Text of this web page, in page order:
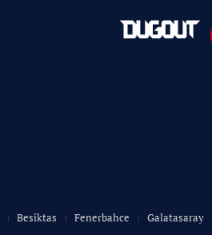
Besiktas Fenerbahce Galatasaray